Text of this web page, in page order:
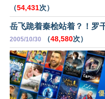
（54,431次）
岳飞跪着秦桧站着？！罗
2005/10/30 （48,580次）